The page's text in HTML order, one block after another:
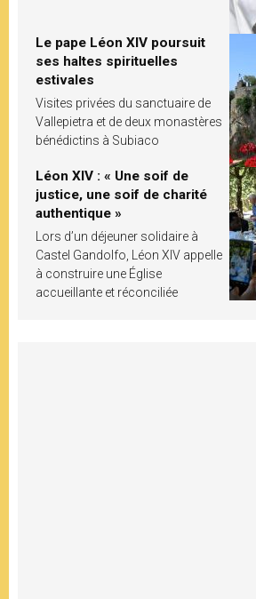
Le pape Léon XIV poursuit
ses haltes spirituelles
estivales
Visites privées du sanctuaire de
Vallepietra et de deux monastères
bénédictins à Subiaco
Léon XIV : « Une soif de
justice, une soif de charité
authentique »
Lors d’un déjeuner solidaire à
Castel Gandolfo, Léon XIV appelle
à construire une Église
accueillante et réconciliée